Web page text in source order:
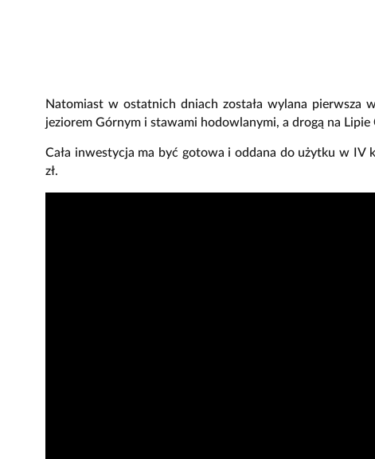
Natomiast w ostatnich dniach została wylana pierwsza
jeziorem Górnym i stawami hodowlanymi, a drogą na Lipie
Cała inwestycja ma być gotowa i oddana do użytku w
zł.